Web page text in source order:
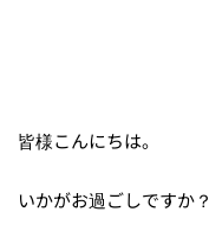
皆様こんにちは。
いかがお過ごしですか？